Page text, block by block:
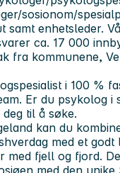
sosionom/
samt enhetsleder.
ca. 17 000
fra kommunene,
i 100 %
Er du psykolog i
til å søke.
kan du
med et
med fjell og fjord.
med den unike